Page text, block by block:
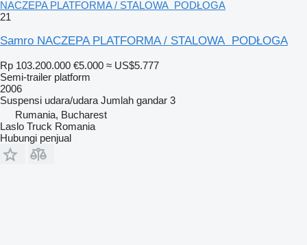
NACZEPA PLATFORMA / STALOWA PODŁOGA
21
Samro NACZEPA PLATFORMA / STALOWA PODŁOGA
Rp 103.200.000 €5.000 ≈ US$5.777
Semi-trailer platform
2006
Suspensi udara/udara Jumlah gandar 3
Rumania, Bucharest
Laslo Truck Romania
Hubungi penjual